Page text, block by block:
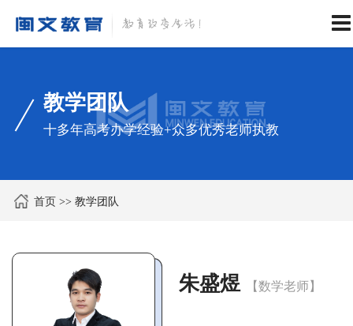
教学团队
十多年高考办学经验+众多优秀老师执教
首页 >> 教学团队
朱盛煜 【数学老师】